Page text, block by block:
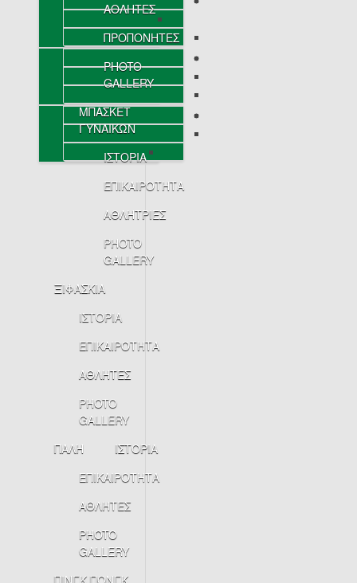
ΑΘΛΗΤΕΣ
ΠΡΟΠΟΝΗΤΕΣ
PHOTO
GALLERY
ΜΠΑΣΚΕΤ
ΓΥΝΑΙΚΩΝ
ΙΣΤΟΡΙΑ
ΕΠΙΚΑΙΡΟΤΗΤΑ
ΑΘΛΗΤΡΙΕΣ
PHOTO
GALLERY
ΞΙΦΑΣΚΙΑ
ΙΣΤΟΡΙΑ
ΕΠΙΚΑΙΡΟΤΗΤΑ
ΑΘΛΗΤΕΣ
PHOTO
GALLERY
ΠΑΛΗ
ΙΣΤΟΡΙΑ
ΕΠΙΚΑΙΡΟΤΗΤΑ
ΑΘΛΗΤΕΣ
PHOTO
GALLERY
ΠΙΝΓΚ ΠΟΝΓΚ